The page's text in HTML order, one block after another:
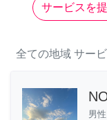
サービスを
全ての地域 サー
男性